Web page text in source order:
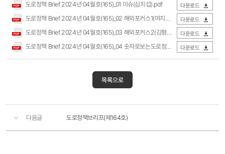
도로정책 Brief 2024년 04월호(165)_01 이슈(심지섭).pdf 다운로드
도로정책 Brief 2024년 04월호(165)_02 해외포커스1(여지호).pdf 다운로드
도로정책 Brief 2024년 04월호(165)_03 해외포커스2(김형주).pdf 다운로드
도로정책 Brief 2024년 04월호(165)_04 숫자로보는도로정책(김민영).pdf 다운로드
목록으로
다음글 도로정책브리프(제164호)